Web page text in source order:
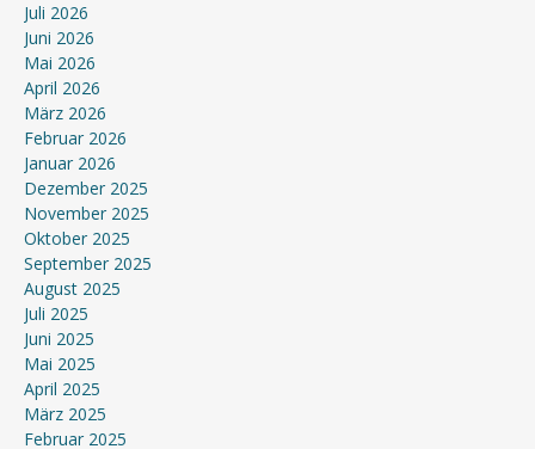
Juli 2026
Juni 2026
Mai 2026
April 2026
März 2026
Februar 2026
Januar 2026
Dezember 2025
November 2025
Oktober 2025
September 2025
August 2025
Juli 2025
Juni 2025
Mai 2025
April 2025
März 2025
Februar 2025